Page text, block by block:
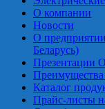
О компании
Новости
О
Беларусь)
Презентации
Каталог
Прайс-листы